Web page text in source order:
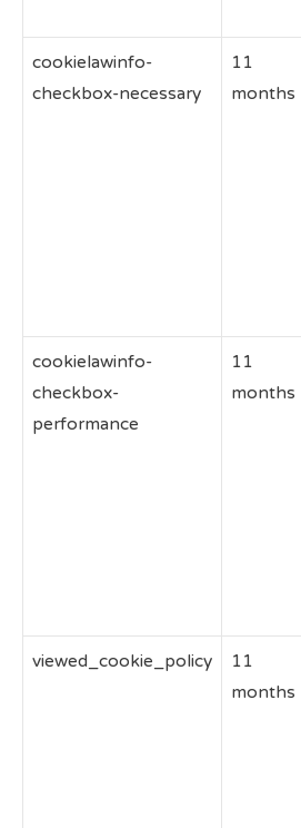
cookielawinfo-
checkbox-necessary
11
months
cookielawinfo-
checkbox-
performance
11
months
viewed_cookie_policy
11
months